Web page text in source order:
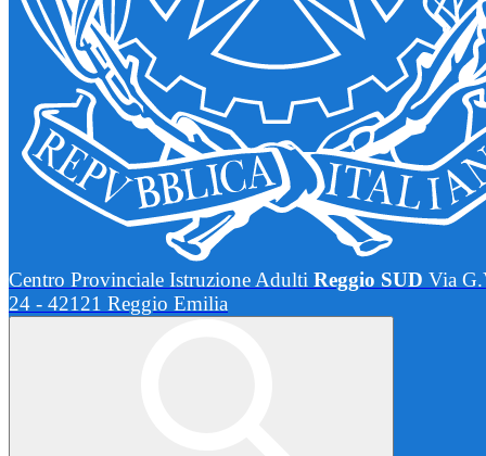
Centro Provinciale Istruzione Adulti Reggio SUD Via
24 - 42121 Reggio Emilia